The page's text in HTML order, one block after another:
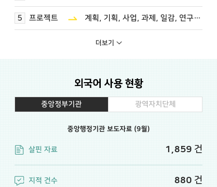
5 프로젝트 계획, 기획, 사업, 과제, 일감, 연구 과제, 문제 기반, 문제 중심
관계망, 연결망, 연계망, 교류
기금, 자금
9 콘퍼런스 학술회의, 학술 대회, 대규모 회의
① 부, 시간, 분과 ② 작업 시간
더보기
외국어 사용 현황
중앙정부기관
중앙행정기관 보도자료 (9월)
살핀 자료 1,859 건
지적 건수 880 건
광역자치단체